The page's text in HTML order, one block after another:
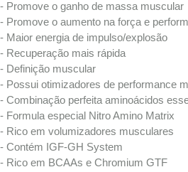
- Promove o ganho de massa muscular
- Promove o aumento na força e
- Maior energia de impulso/explosão
- Recuperação mais rápida
- Definição muscular
- Possui otimizadores de performance
- Combinação perfeita aminoácidos
- Formula especial Nitro Amino Matrix
- Rico em volumizadores musculares
- Contém IGF-GH System
- Rico em BCAAs e Chromium GTF